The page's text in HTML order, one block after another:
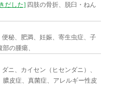
だした] 四肢の骨折、脱臼・ねん
便秘、肥満、妊娠、寄生虫症、子
の腫瘍、
ニ、カイセン（ヒセンダニ）、
皮症、真菌症、アレルギー性皮